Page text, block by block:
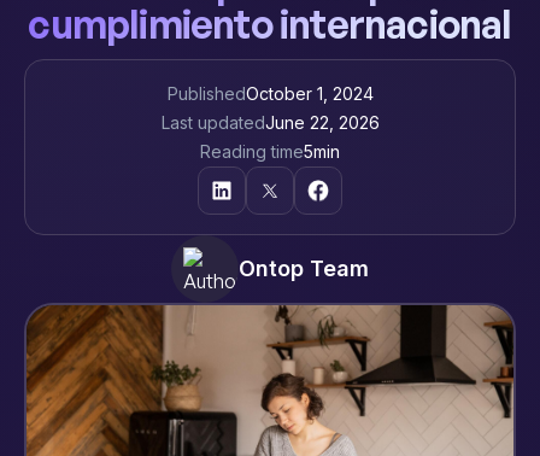
cumplimiento internacional
PublishedOctober 1, 2024
Last updatedJune 22, 2026
Reading time5min
Ontop Team